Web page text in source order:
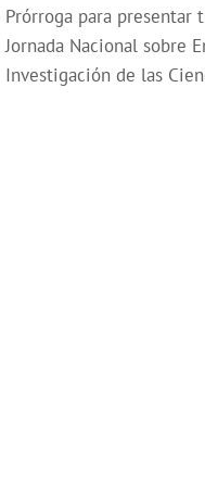
Prórroga para presentar
Jornada Nacional sobre
Investigación de las